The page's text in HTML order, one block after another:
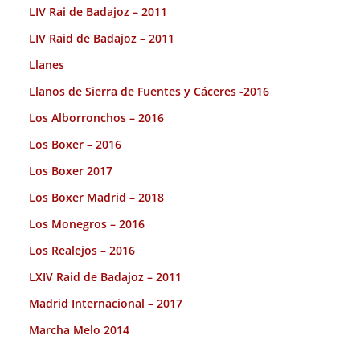
LIV Rai de Badajoz – 2011
LIV Raid de Badajoz – 2011
Llanes
Llanos de Sierra de Fuentes y Cáceres -2016
Los Alborronchos – 2016
Los Boxer – 2016
Los Boxer 2017
Los Boxer Madrid – 2018
Los Monegros – 2016
Los Realejos – 2016
LXIV Raid de Badajoz – 2011
Madrid Internacional – 2017
Marcha Melo 2014